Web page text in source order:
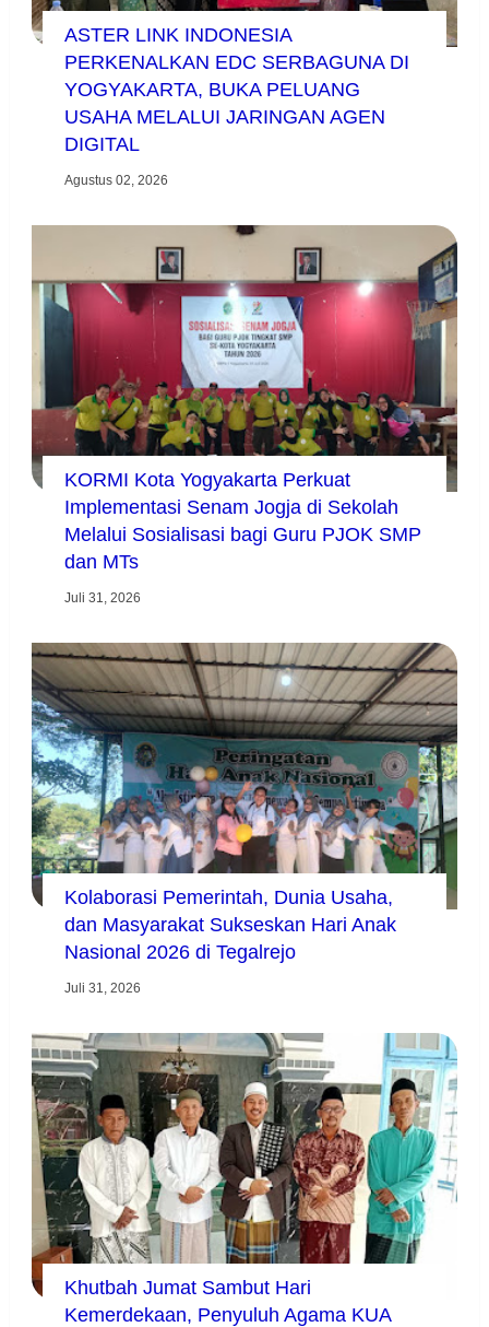
ASTER LINK INDONESIA
PERKENALKAN EDC SERBAGUNA DI
YOGYAKARTA, BUKA PELUANG
USAHA MELALUI JARINGAN AGEN
DIGITAL
Agustus 02, 2026
KORMI Kota Yogyakarta Perkuat
Implementasi Senam Jogja di Sekolah
Melalui Sosialisasi bagi Guru PJOK SMP
dan MTs
Juli 31, 2026
Kolaborasi Pemerintah, Dunia Usaha,
dan Masyarakat Sukseskan Hari Anak
Nasional 2026 di Tegalrejo
Juli 31, 2026
Khutbah Jumat Sambut Hari
Kemerdekaan, Penyuluh Agama KUA